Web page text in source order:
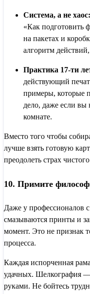
Система, а не хаос:
«Как подготовить
на пакетах и
алгоритм
Практика 17-ти
действующий
примеры, которые
дело, даже если вы
комнате.
Вместо того чтобы
лучше взять готовую
преодолеть страх
10. Примите
Даже у профессионалов
смазываются принты и
момент. Это не признак
процесса.
Каждая испорченная
удачных. Шелкография —
руками. Не бойтесь